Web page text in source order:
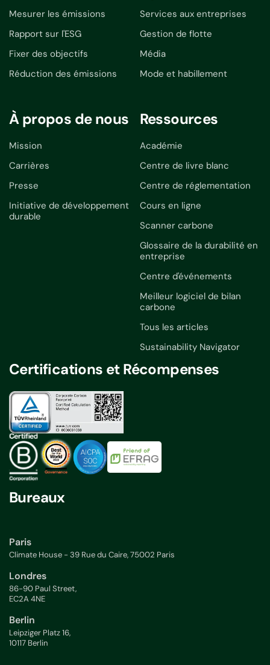
Mesurer les émissions
Rapport sur l'ESG
Fixer des objectifs
Réduction des émissions
Services aux entreprises
Gestion de flotte
Média
Mode et habillement
À propos de nous
Mission
Carrières
Presse
Initiative de développement
durable
Ressources
Académie
Centre de livre blanc
Centre de réglementation
Cours en ligne
Scanner carbone
Glossaire de la durabilité en
entreprise
Centre d'événements
Meilleur logiciel de bilan
carbone
Tous les articles
Sustainability Navigator
Certifications et Récompenses
Bureaux
Paris
Climate House - 39 Rue du Caire, 75002 Paris
Londres
86-90 Paul Street,
EC2A 4NE
Berlin
Leipziger Platz 16,
10117 Berlin